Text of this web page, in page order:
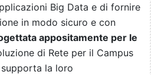
Big Data e di fornire
in modo sicuro e con
appositamente per le
di Rete per il Campus
la loro